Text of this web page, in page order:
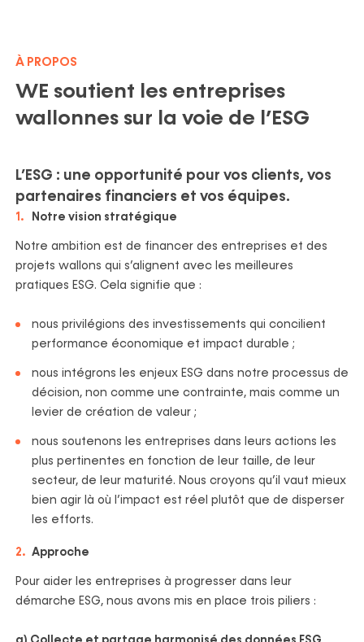
À PROPOS
WE soutient les entreprises
wallonnes sur la voie de l’ESG
L’ESG : une opportunité pour vos clients, vos
partenaires financiers et vos équipes.
Notre vision stratégique
Notre ambition est de financer des entreprises et des
projets wallons qui s’alignent avec les meilleures
pratiques ESG. Cela signifie que :
nous privilégions des investissements qui concilient
performance économique et impact durable ;
nous intégrons les enjeux ESG dans notre processus de
décision, non comme une contrainte, mais comme un
levier de création de valeur ;
nous soutenons les entreprises dans leurs actions les
plus pertinentes en fonction de leur taille, de leur
secteur, de leur maturité. Nous croyons qu’il vaut mieux
bien agir là où l’impact est réel plutôt que de disperser
les efforts.
Approche
Pour aider les entreprises à progresser dans leur
démarche ESG, nous avons mis en place trois piliers :